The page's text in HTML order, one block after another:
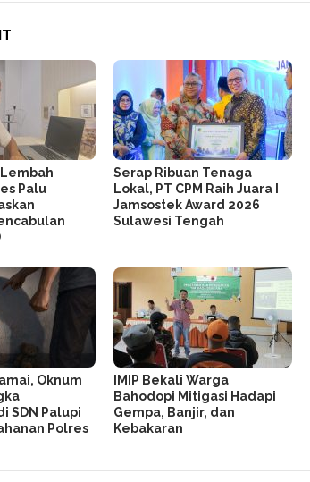
Palu
Serap Ribuan Tenaga
Lokal, PT CPM Raih Juara I
Jamsostek Award 2026
Sulawesi Tengah
Oknum
SDN Palupi
Polres
IMIP Bekali Warga
Bahodopi Mitigasi Hadapi
Gempa, Banjir, dan
Kebakaran